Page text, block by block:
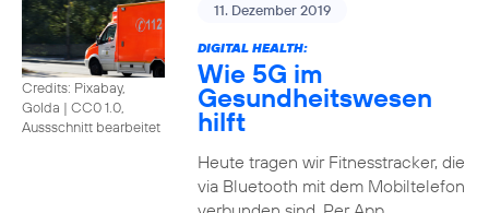
Credits: Pixabay,
Golda | CC0 1.0,
Aussschnitt bearbeitet
11. Dezember 2019
DIGITAL HEALTH:
Wie 5G im
Gesundheitswesen
hilft
Heute tragen wir Fitnesstracker, die
via Bluetooth mit dem Mobiltelefon